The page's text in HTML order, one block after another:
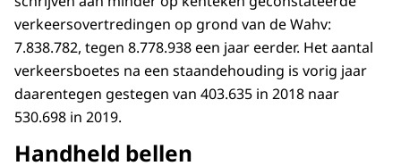
verkeersovertredingen op grond van de Wahv:
7.838.782, tegen 8.778.938 een jaar eerder. Het aantal
verkeersboetes na een staandehouding is vorig jaar
daarentegen gestegen van 403.635 in 2018 naar
530.698 in 2019.
Handheld bellen